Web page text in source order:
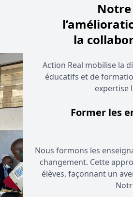
la
Action Real mobilise la
éducatifs et de
expertise
Former les
Nous formons les
changement. Cette
élèves, façonnant un